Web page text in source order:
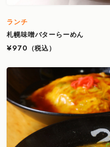
ランチ
札幌味噌バターらーめん
¥970
（税込）